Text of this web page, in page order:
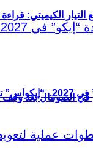
انتظار
الكيميتي:
الصومال بعد وقف